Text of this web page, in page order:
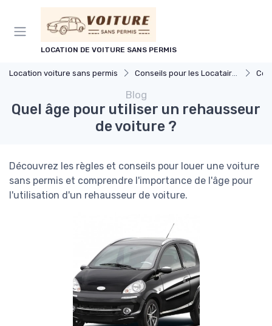
LOCATION DE VOITURE SANS PERMIS
Location voiture sans permis Conseils pour les Locataires
Blog
Quel âge pour utiliser un rehausseur
de voiture ?
Découvrez les règles et conseils pour louer une voiture
sans permis et comprendre l'importance de l'âge pour
l'utilisation d'un rehausseur de voiture.